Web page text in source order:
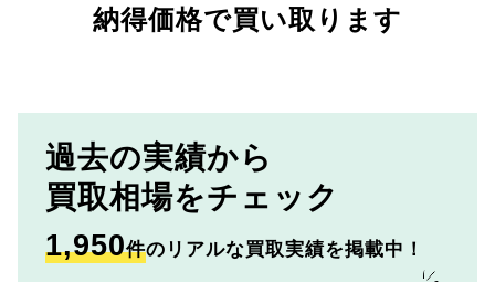
納得価格で買い取ります
過去の実績から
買取相場をチェック
1,950件のリアルな買取実績を掲載中！